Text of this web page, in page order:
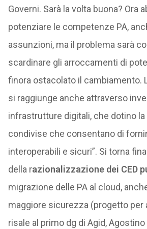
Governi. Sarà la volta buona? Ora
potenziare le competenze PA,
assunzioni, ma il problema sarà
scardinare gli arroccamenti di
finora ostacolato il cambiamento.
si raggiunge anche attraverso
infrastrutture digitali, che dotino
condivise che consentano di
interoperabili e sicuri”. Si torna
della razionalizzazione dei CED
migrazione delle PA al cloud,
maggiore sicurezza (progetto per
risale al primo dg di Agid, Agostino